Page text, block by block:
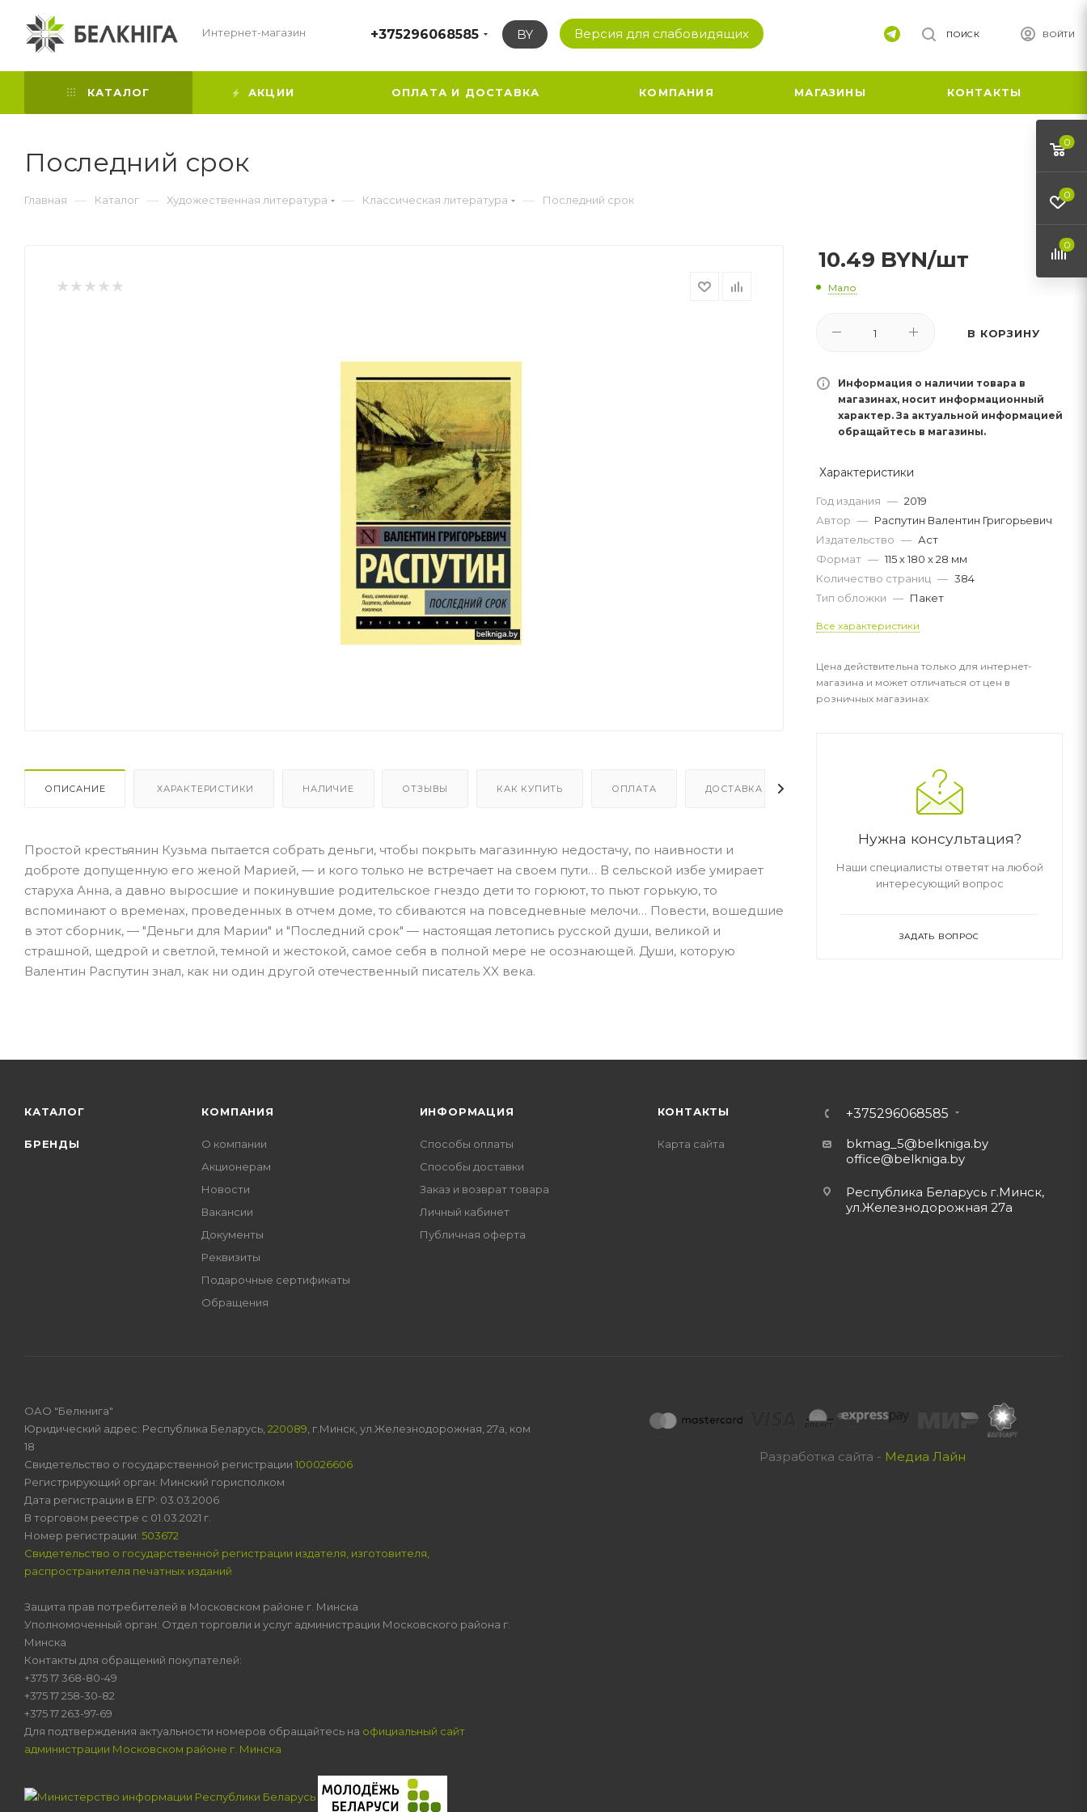
Интернет-магазин +375296068585 BY Версия для слабовидящих ВОЙТИ
ПОИСК
КАТАЛОГ АКЦИИ ОПЛАТА И ДОСТАВКА КОМПАНИЯ МАГАЗИНЫ КОНТАКТЫ
Последний срок
Главная — Каталог — Художественная литература — Классическая литература — Последний срок
ОПИСАНИЕ ХАРАКТЕРИСТИКИ НАЛИЧИЕ ОТЗЫВЫ КАК КУПИТЬ ОПЛАТА ДОСТАВКА
Простой крестьянин Кузьма пытается собрать деньги, чтобы покрыть магазинную недостачу, по наивности и
доброте допущенную его женой Марией, — и кого только не встречает на своем пути… В сельской избе умирает
старуха Анна, а давно выросшие и покинувшие родительское гнездо дети то горюют, то пьют горькую, то
вспоминают о временах, проведенных в отчем доме, то сбиваются на повседневные мелочи… Повести, вошедшие
в этот сборник, — "Деньги для Марии" и "Последний срок" — настоящая летопись русской души, великой и
страшной, щедрой и светлой, темной и жестокой, самое себя в полной мере не осознающей. Души, которую
Валентин Распутин знал, как ни один другой отечественный писатель XX века.
10.49 BYN/шт
Мало
В КОРЗИНУ
Информация о наличии товара в
магазинах, носит информационный
характер. За актуальной информацией
обращайтесь в магазины.
Характеристики
Год издания — 2019
Автор — Распутин Валентин Григорьевич
Издательство — Аст
Формат — 115 х 180 x 28 мм
Количество страниц — 384
Тип обложки — Пакет
Все характеристики
Цена действительна только для интернет-
магазина и может отличаться от цен в
розничных магазинах
Нужна консультация?
Наши специалисты ответят на любой
интересующий вопрос
ЗАДАТЬ ВОПРОС
КАТАЛОГ
БРЕНДЫ
КОМПАНИЯ
О компании
Акционерам
Новости
Вакансии
Документы
Реквизиты
Подарочные сертификаты
Обращения
ИНФОРМАЦИЯ
Способы оплаты
Способы доставки
Заказ и возврат товара
Личный кабинет
Публичная оферта
КОНТАКТЫ
Карта сайта
+375296068585
bkmag_5@belkniga.by
office@belkniga.by
Республика Беларусь г.Минск,
ул.Железнодорожная 27а
Разработка сайта - Медиа Лайн
ОАО "Белкнига"
Юридический адрес: Республика Беларусь, 220089 , г.Минск, ул.Железнодорожная, 27а, ком
18
Свидетельство о государственной регистрации 100026606
Регистрирующий орган: Минский горисполком
Дата регистрации в ЕГР: 03.03.2006
В торговом реестре с 01.03.2021 г.
Номер регистрации: 503672
Свидетельство о государственной регистрации издателя, изготовителя,
распространителя печатных изданий
Защита прав потребителей в Московском районе г. Минска
Уполномоченный орган: Отдел торговли и услуг администрации Московского района г.
Минска
Контакты для обращений покупателей:
+375 17 368-80-49
+375 17 258-30-82
+375 17 263-97-69
Для подтверждения актуальности номеров обращайтесь на официальный сайт
администрации Московском районе г. Минска
0
0
0